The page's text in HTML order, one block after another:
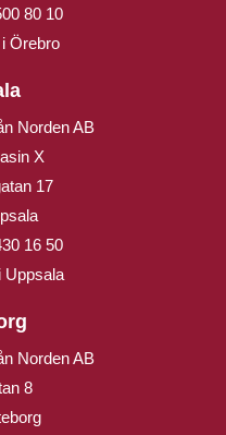
80 10
Örebro
Norden AB
X
17
16 50
Uppsala
Norden AB
8